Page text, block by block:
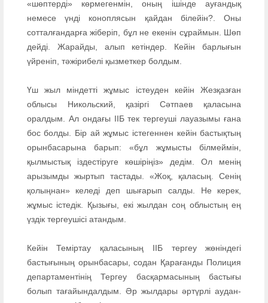
«шөптерді» көрмегенмін, оның ішінде ауғандық
немесе үнді коноплясын қайдан білейін?. Оны
сотталғандарға жіберіп, бұл не екенін сұраймын. Шөп
дейді. Жарайды, алып кетіндер. Кейін барлығын
үйреніп, тәжірибелі қызметкер болдым.
Үш жыл міндетті жұмыс істеуден кейін Жезқазған
облысы Никольский, қазіргі Сәтпаев қаласына
оралдым. Ал ондағы ІІБ тек тергеуші лауазымы ғана
бос болды. Бір ай жұмыс істегеннен кейін бастықтың
орынбасарына барып: «бұл жұмысты білмеймін,
қылмыстық іздестіруге көшіріңіз» дедім. Ол менің
арызымды жыртып тастады. «Жоқ, қаласың. Сенің
қолыңнан» келеді деп шығарып салды. Не керек,
жұмыс істедік. Қызығы, екі жылдан соң облыстың ең
үздік тергеушісі атандым.
Кейін Теміртау қаласының ІІБ тергеу жөніндегі
бастығының орынбасары, содан Қарағанды Полиция
департаментінің Тергеу басқармасының бастығы
болып тағайындалдым. Әр жылдары әртүрлі аудан-